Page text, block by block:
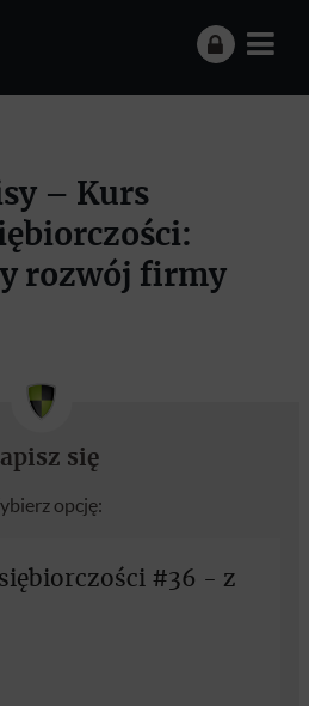
– Kurs
rozwój firmy
się
opcję:
#36 - z